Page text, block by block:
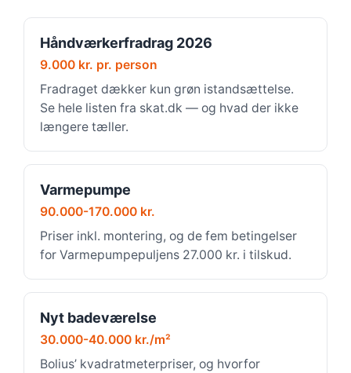
Håndværkerfradrag 2026
9.000 kr. pr. person
Fradraget dækker kun grøn istandsættelse.
Se hele listen fra skat.dk — og hvad der ikke
længere tæller.
Varmepumpe
90.000-170.000 kr.
Priser inkl. montering, og de fem betingelser
for Varmepumpepuljens 27.000 kr. i tilskud.
Nyt badeværelse
30.000-40.000 kr./m²
Bolius’ kvadratmeterpriser, og hvorfor